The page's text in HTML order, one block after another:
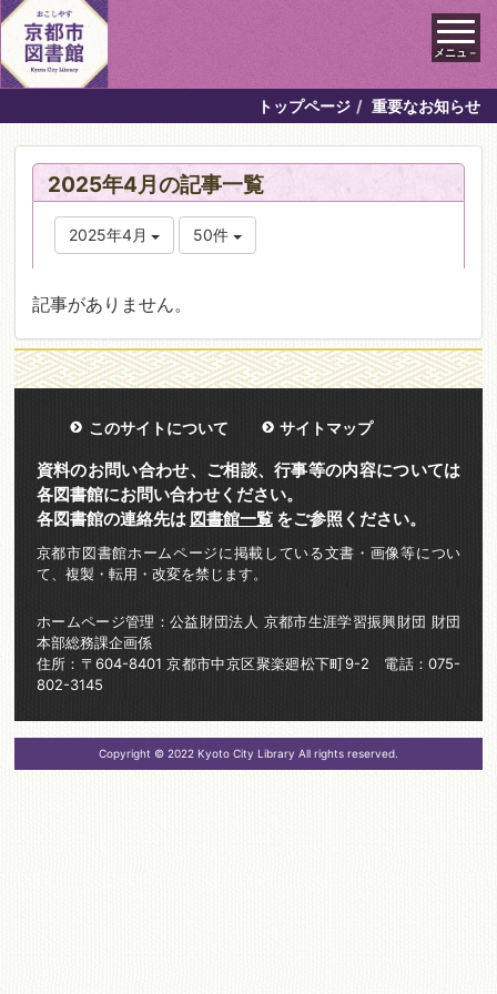
メニュ－
トップページ 重要なお知らせ
2025年4月の記事一覧
2025年4月 50件
記事がありません。
このサイトについて サイトマップ
資料のお問い合わせ、ご相談、行事等の内容については
各図書館にお問い合わせください。
各図書館の連絡先は 図書館一覧をご参照ください。
京都市図書館ホームページに掲載している文書・画像等につい
て、複製・転用・改変を禁じます。
ホームページ管理：公益財団法人 京都市生涯学習振興財団 財団
本部総務課企画係
住所：〒604-8401 京都市中京区聚楽廻松下町9-2 電話：075-
802-3145
Copyright © 2022 Kyoto City Library All rights reserved.